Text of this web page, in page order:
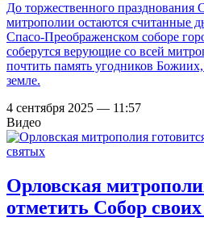
До торжественного празднования
митрополии остаются считанные
Спасо-Преображенском соборе
соберутся верующие со всей
почтить память угодников
земле.
4 сентября 2025 — 11:57
Видео
Орловская
отметить Собор